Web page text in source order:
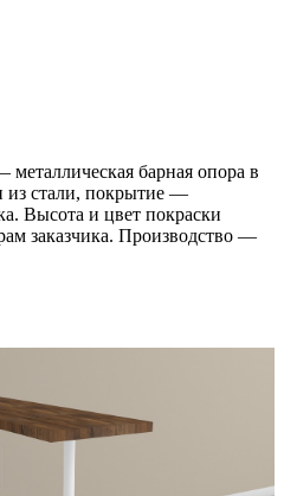
барная опора в
из стали, покрытие —
Высота и цвет покраски
заказчика. Производство —